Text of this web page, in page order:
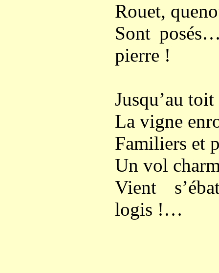
Rouet,
Sont
pierre !
Jusqu’au
La vigne
Familiers et
Un vol
Vient
logis !…